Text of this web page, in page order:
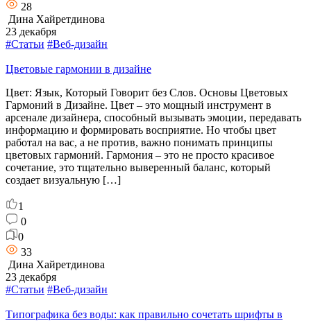
28
Дина Хайретдинова
23 декабря
#Статьи #Веб-дизайн
Цветовые гармонии в дизайне
Цвет: Язык, Который Говорит без Слов. Основы Цветовых
Гармоний в Дизайне. Цвет – это мощный инструмент в
арсенале дизайнера, способный вызывать эмоции, передавать
информацию и формировать восприятие. Но чтобы цвет
работал на вас, а не против, важно понимать принципы
цветовых гармоний. Гармония – это не просто красивое
сочетание, это тщательно выверенный баланс, который
создает визуальную […]
1
0
0
33
Дина Хайретдинова
23 декабря
#Статьи #Веб-дизайн
Типографика без воды: как правильно сочетать шрифты в